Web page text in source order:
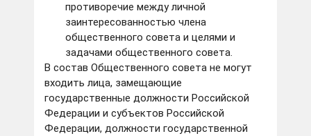
противоречие между личной
заинтересованностью члена
общественного совета и целями и
задачами общественного совета.
В состав Общественного совета не могут
входить лица, замещающие
государственные должности Российской
Федерации и субъектов Российской
Федерации, должности государственной